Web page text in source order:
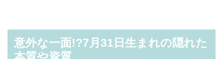
意外な一面!?7月31日生まれの隠れた
本質や資質